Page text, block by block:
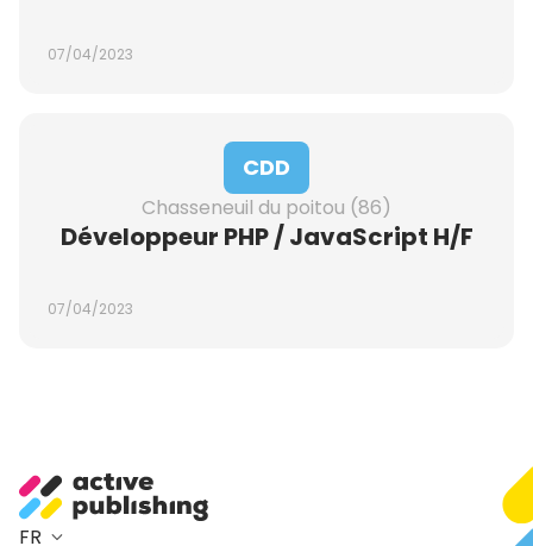
07/04/2023
CDD
Chasseneuil du poitou (86)
Développeur PHP / JavaScript H/F
07/04/2023
FR